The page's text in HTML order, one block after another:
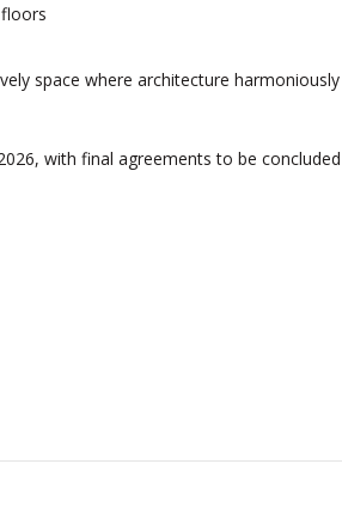
space where architecture harmoniously
with final agreements to be concluded